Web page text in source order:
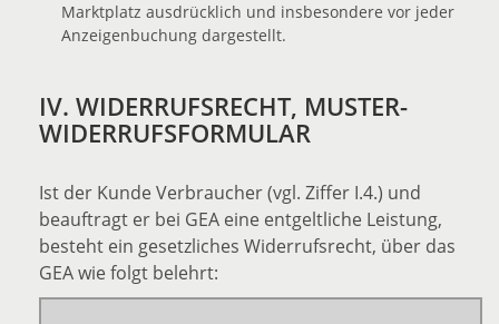
Marktplatz ausdrücklich und insbesondere vor jeder
Anzeigenbuchung dargestellt.
IV. WIDERRUFSRECHT, MUSTER-
WIDERRUFSFORMULAR
Ist der Kunde Verbraucher (vgl. Ziffer I.4.) und
beauftragt er bei GEA eine entgeltliche Leistung,
besteht ein gesetzliches Widerrufsrecht, über das
GEA wie folgt belehrt: